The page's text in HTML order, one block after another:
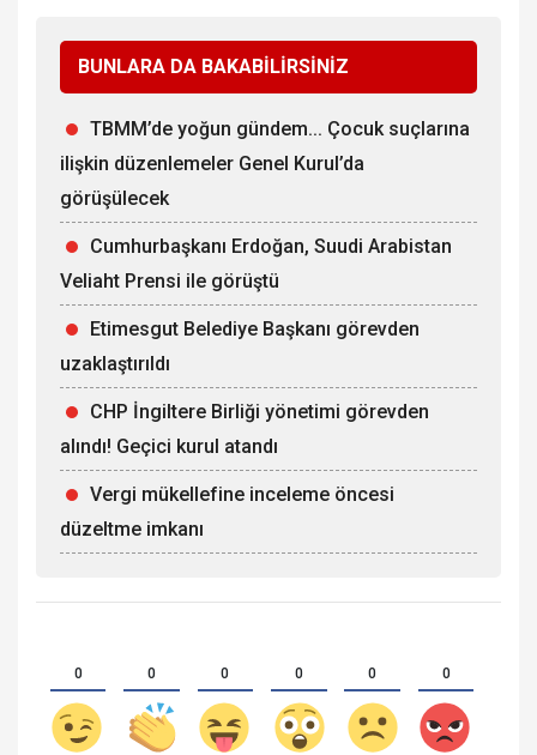
BUNLARA DA BAKABİLİRSİNİZ
TBMM’de yoğun gündem... Çocuk suçlarına
ilişkin düzenlemeler Genel Kurul’da
görüşülecek
Cumhurbaşkanı Erdoğan, Suudi Arabistan
Veliaht Prensi ile görüştü
Etimesgut Belediye Başkanı görevden
uzaklaştırıldı
CHP İngiltere Birliği yönetimi görevden
alındı! Geçici kurul atandı
Vergi mükellefine inceleme öncesi
düzeltme imkanı
0 0 0 0 0 0